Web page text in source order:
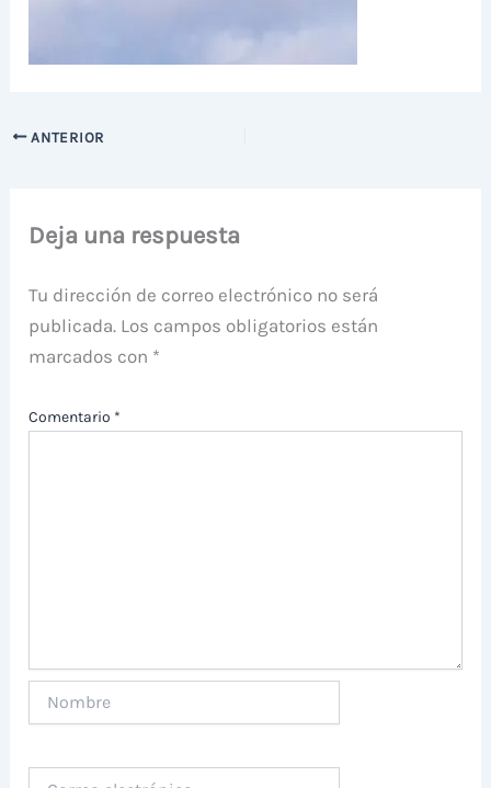
ANTERIOR
Deja una respuesta
Tu dirección de correo electrónico no será
publicada. Los campos obligatorios están
marcados con *
Comentario *